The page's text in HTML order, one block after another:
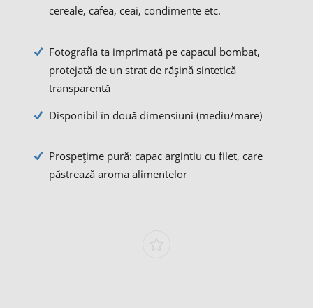
cereale, cafea, ceai, condimente etc.
Fotografia ta imprimată pe capacul bombat,
protejată de un strat de rășină sintetică
transparentă
Disponibil în două dimensiuni (mediu/mare)
Prospețime pură: capac argintiu cu filet, care
păstrează aroma alimentelor